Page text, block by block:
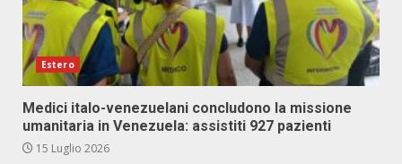
Estero
Medici italo-venezuelani concludono la missione
umanitaria in Venezuela: assistiti 927 pazienti
15 Luglio 2026